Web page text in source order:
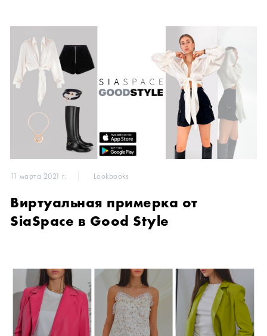
11 марта 2021 г. Lookbooks
Виртуальная примерка от
SiaSpace в Good Style